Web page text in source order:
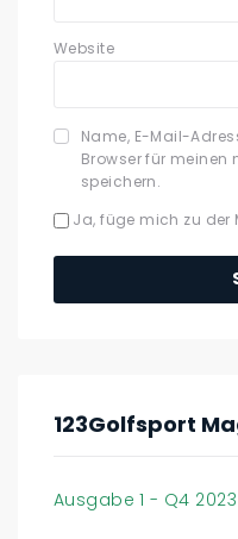
Website
Name, E-Mail-
Browser für
speichern.
Ja, füge mich zu der
123Golfsport
Ausgabe 1 - Q4 2023